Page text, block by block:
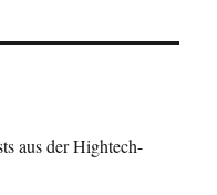
aus der Hightech-